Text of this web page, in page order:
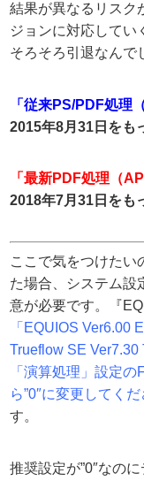
結果が異なるリスク
ジョンに対応してい
そろそろ引退なんで
「従来PS/PDF処理
2015年8月31日をも
「最新PDF処理（
2018年7月31日をも
ここで気をつけたい
た場合、システム設
意が必要です。『
「EQUIOS Ver6.00
Trueflow SE
「演算処理」設定
ら”0″に変更してくだ
す。
推奨設定が”0″なの